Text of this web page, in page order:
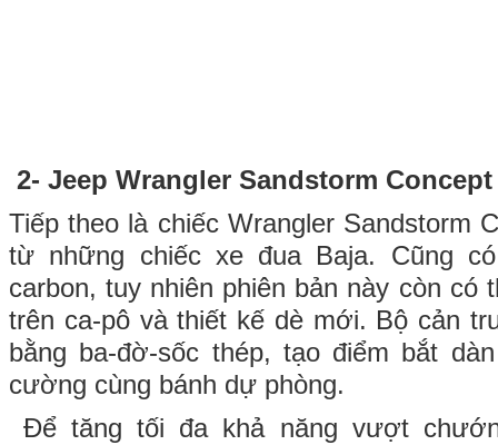
2- Jeep Wrangler Sandstorm Concept
Tiếp theo là chiếc Wrangler Sandstorm
từ những chiếc xe đua Baja. Cũng
carbon, tuy nhiên phiên bản này còn có
trên ca-pô và thiết kế dè mới. Bộ cản
bằng ba-đờ-sốc thép, tạo điểm bắt
cường cùng bánh dự phòng.
Để tăng tối đa khả năng vượt